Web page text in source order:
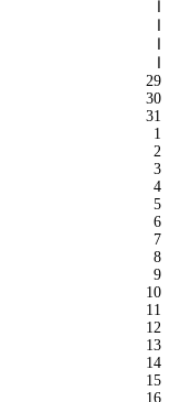
ا
ا
ا
ا
29
30
31
1
2
3
4
5
6
7
8
9
10
11
12
13
14
15
16